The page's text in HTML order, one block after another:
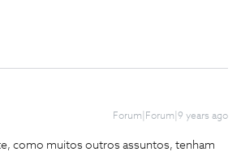
Forum|Forum|9 years ago
como muitos outros assuntos, tenham